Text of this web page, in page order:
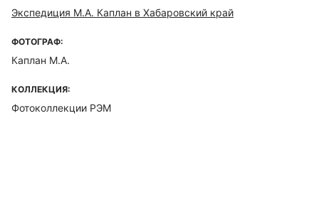
Экспедиция М.А. Каплан в Хабаровский край
ФОТОГРАФ:
Каплан М.А.
КОЛЛЕКЦИЯ:
Фотоколлекции РЭМ